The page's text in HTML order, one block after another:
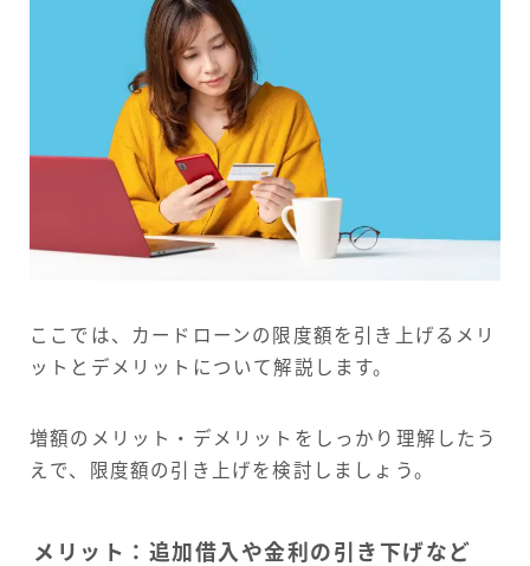
ここでは、カードローンの限度額を引き上げるメリ
ットとデメリットについて解説します。
増額のメリット・デメリットをしっかり理解したう
えで、限度額の引き上げを検討しましょう。
メリット：追加借入や金利の引き下げなど